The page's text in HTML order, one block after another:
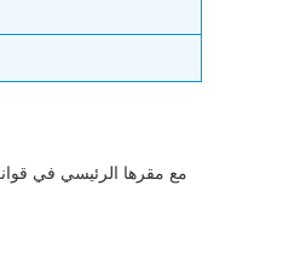
مع مقرها الرئيسي في